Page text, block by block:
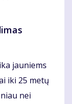
jauniems
iki 25 metų
nei